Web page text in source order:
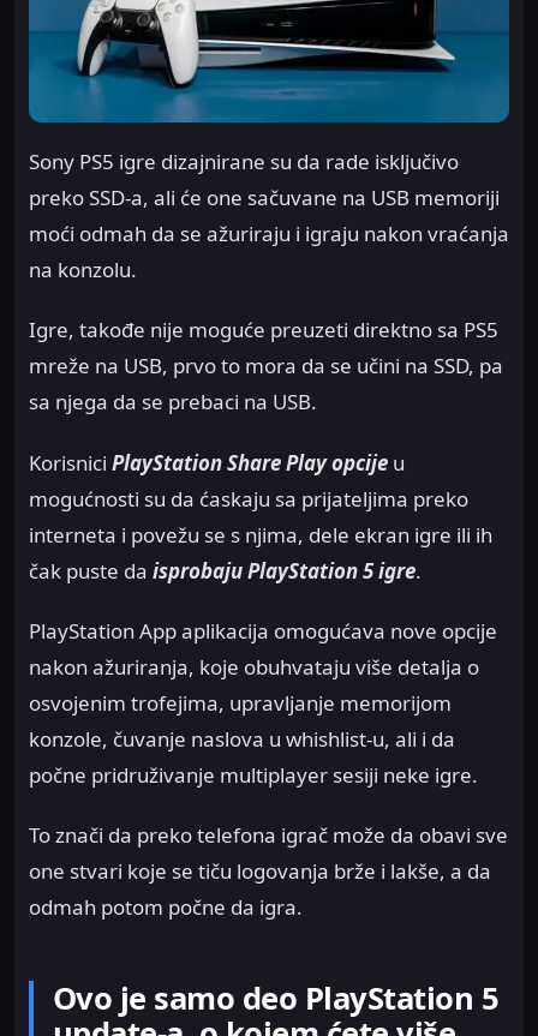
Sony PS5 igre dizajnirane su da rade isključivo
preko SSD-a, ali će one sačuvane na USB memoriji
moći odmah da se ažuriraju i igraju nakon vraćanja
na konzolu.
Igre, takođe nije moguće preuzeti direktno sa PS5
mreže na USB, prvo to mora da se učini na SSD, pa
sa njega da se prebaci na USB.
Korisnici PlayStation Share Play opcije u
mogućnosti su da ćaskaju sa prijateljima preko
interneta i povežu se s njima, dele ekran igre ili ih
čak puste da isprobaju PlayStation 5 igre.
PlayStation App aplikacija omogućava nove opcije
nakon ažuriranja, koje obuhvataju više detalja o
osvojenim trofejima, upravljanje memorijom
konzole, čuvanje naslova u whishlist-u, ali i da
počne pridruživanje multiplayer sesiji neke igre.
To znači da preko telefona igrač može da obavi sve
one stvari koje se tiču logovanja brže i lakše, a da
odmah potom počne da igra.
Ovo je samo deo PlayStation 5